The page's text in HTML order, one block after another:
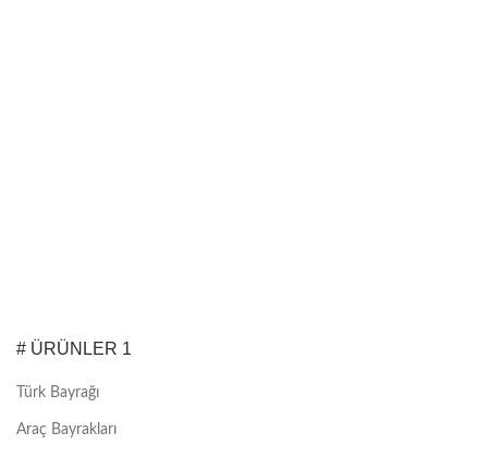
# ÜRÜNLER 1
Türk Bayrağı
Araç Bayrakları